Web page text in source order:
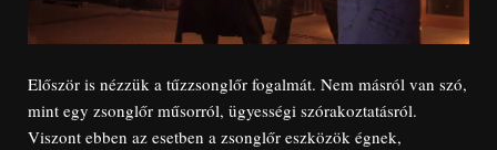
Először is nézzük a tűzzsonglőr fogalmát. Nem másról van szó,
mint egy zsonglőr műsorról, ügyességi szórakoztatásról.
Viszont ebben az esetben a zsonglőr eszközök égnek,